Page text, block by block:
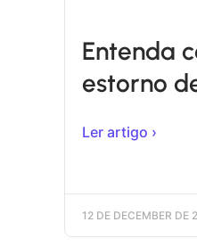
Entenda
estorno
Ler artigo ›
12 DE DECEMBER DE